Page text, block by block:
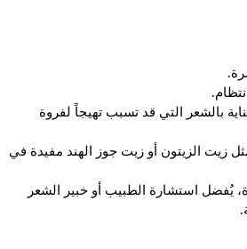
بالشعر التي قد تسبب تهيجاً لفروة
زيت الزيتون أو زيت جوز الهند مفيدة في
يُفضل استشارة الطبيب أو خبير الشعر